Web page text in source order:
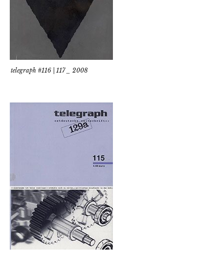
telegraph #116 | 117 _ 2008